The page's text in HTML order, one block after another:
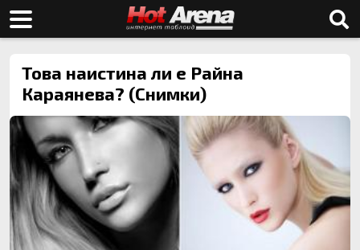
Това наистина ли е Райна
Караянева? (Снимки)